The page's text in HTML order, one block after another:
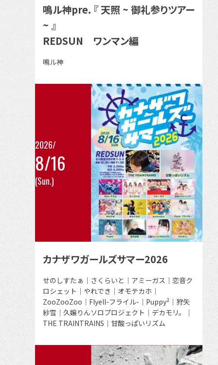
鳴ル神pre. 『 天照 ~ 御礼参りツアー
~ 』
REDSUN ワンマン編
出
者
鳴ル神
詳
細
を
見
2026/
8/16
(Sun.)
カナザワガールズサマー2026
出
演
者
せのしすたぁ｜さくらいと｜アミーガス｜恋音ク
ロシェット｜やれでき｜オモテカホ｜
ZooZooZoo｜Flyell-フライル-｜Puppy²｜狩矢
紗雪｜久嬢りんソロプロジェクト｜デカモリ。｜
THE TRAINTRAINS｜甘酸っぱいリズム
こ
の
詳
細
を
見
る